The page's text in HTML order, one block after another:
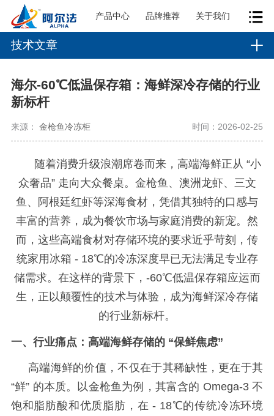
产品中心 品牌推荐 关于我们
技术文章
海尔-60℃低温保存箱：海鲜深冷存储的行业
新标杆
来源： 金枪鱼冷冻柜 时间：2026-02-25
随着消费升级浪潮席卷而来，高端海鲜正从 “小
众奢品” 走向大众餐桌。金枪鱼、澳洲龙虾、三文
鱼、阿根廷红虾等深海食材，凭借其独特的口感与
丰富的营养，成为餐饮市场与家庭消费的新宠。然
而，这些高端食材对存储环境的要求近乎苛刻，传
统家用冰箱 - 18℃的冷冻深度早已无法满足专业存
储需求。在这样的背景下， -60℃低温保存箱应运而
生，正以颠覆性的技术与体验，成为海鲜深冷存储
的行业新标杆。
一、 行业痛点：高端海鲜存储的 “保鲜焦虑”
高端海鲜的价值，不仅在于其稀缺性，更在于其
“鲜” 的本质。以金枪鱼为例，其富含的 Omega-3不
饱和脂肪酸和优质脂肪，在- 18℃的传统冷冻环境